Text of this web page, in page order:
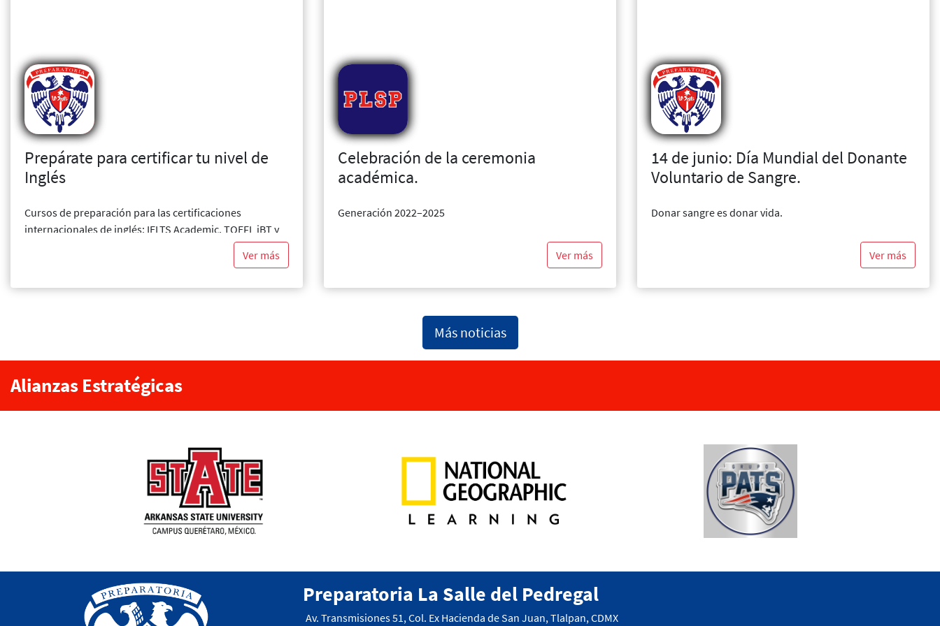
Prepárate para certificar tu nivel de
Inglés
Cursos de preparación para las certificaciones
internacionales de inglés: IELTS Academic, TOEFL iBT y
Ver más
Celebración de la ceremonia
académica.
Generación 2022–2025
Ver más
14 de junio: Día Mundial del Donante
Voluntario de Sangre.
Donar sangre es donar vida.
Ver más
Más noticias
Alianzas Estratégicas
Preparatoria La Salle del Pedregal
Av. Transmisiones 51, Col. Ex Hacienda de San Juan, Tlalpan, CDMX